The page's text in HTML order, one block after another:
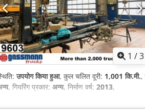
1 /3
उपयोग किया हुआ, कुल चलित दूरी: 1,001 कि.मी.,
, गियरिंग प्रकार: अन्य, निर्माण वर्ष: 2013,